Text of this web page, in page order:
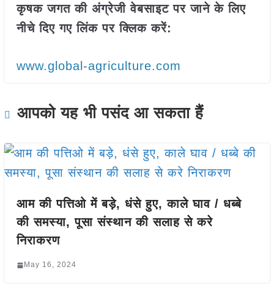
कृषक जगत की अंग्रेजी वेबसाइट पर जाने के लिए
नीचे दिए गए लिंक पर क्लिक करें:
www.global-agriculture.com
आपको यह भी पसंद आ सकता हैं
आम की पत्तिओ में बड़े, धंसे हुए, काले घाव / धब्बे
की समस्या, पूसा संस्थान की सलाह से करे
निराकरण
May 16, 2024